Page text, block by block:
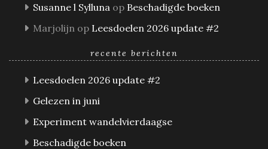
Susanne l Sylluna op Beschadigde boeken
Marjolijn op Leesdoelen 2026 update #2
recente berichten
Leesdoelen 2026 update #2
Gelezen in juni
Experiment wandelvierdaagse
Beschadigde boeken